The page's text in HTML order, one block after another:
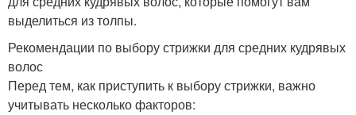
выделиться из толпы.
Рекомендации по выбору стрижки для средних кудрявых
волос
Перед тем, как приступить к выбору стрижки, важно
учитывать несколько факторов: